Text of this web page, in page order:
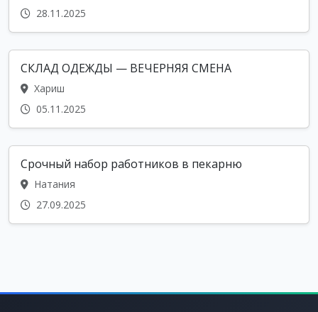
28.11.2025
СКЛАД ОДЕЖДЫ — ВЕЧЕРНЯЯ СМЕНА
Хариш
05.11.2025
Срочный набор работников в пекарню
Натания
27.09.2025